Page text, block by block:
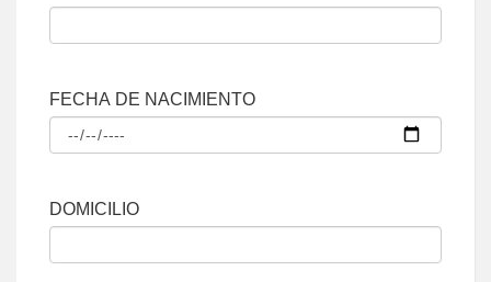
FECHA DE NACIMIENTO
DOMICILIO